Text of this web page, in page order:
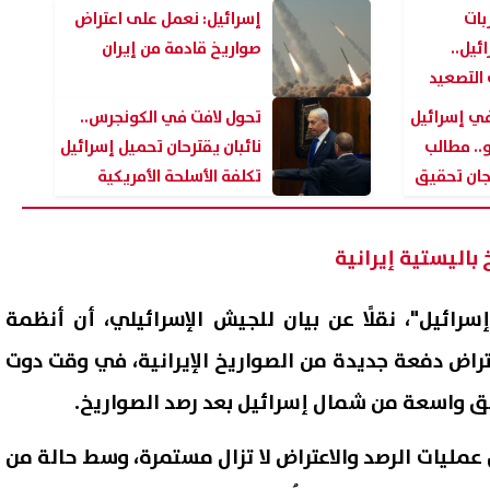
إسرائيل: نعمل على اعتراض
صواريخ قادمة من إيران
إسرائيل
مطالب
تحقيق
تحول لافت في الكونجرس..
نائبان يقترحان تحميل إسرائيل
تكلفة الأسلحة الأمريكية
إيرانية
نقلًا عن بيان للجيش الإسرائيلي، أن أنظمة
دفعة جديدة من الصواريخ الإيرانية، في وقت دوت
واسعة من شمال إسرائيل بعد رصد الصواريخ.
الرصد والاعتراض لا تزال مستمرة، وسط حالة من
بين سائح إسباني وجندي
في الفلبين تنتهي بتغريم
ما القصة؟
قطع المياه 3 ساعات عن
حلوان والتبين فجر السبت..
الموعد والأماكن المتأثرة
07 أغسطس, 2026 01:58 ص